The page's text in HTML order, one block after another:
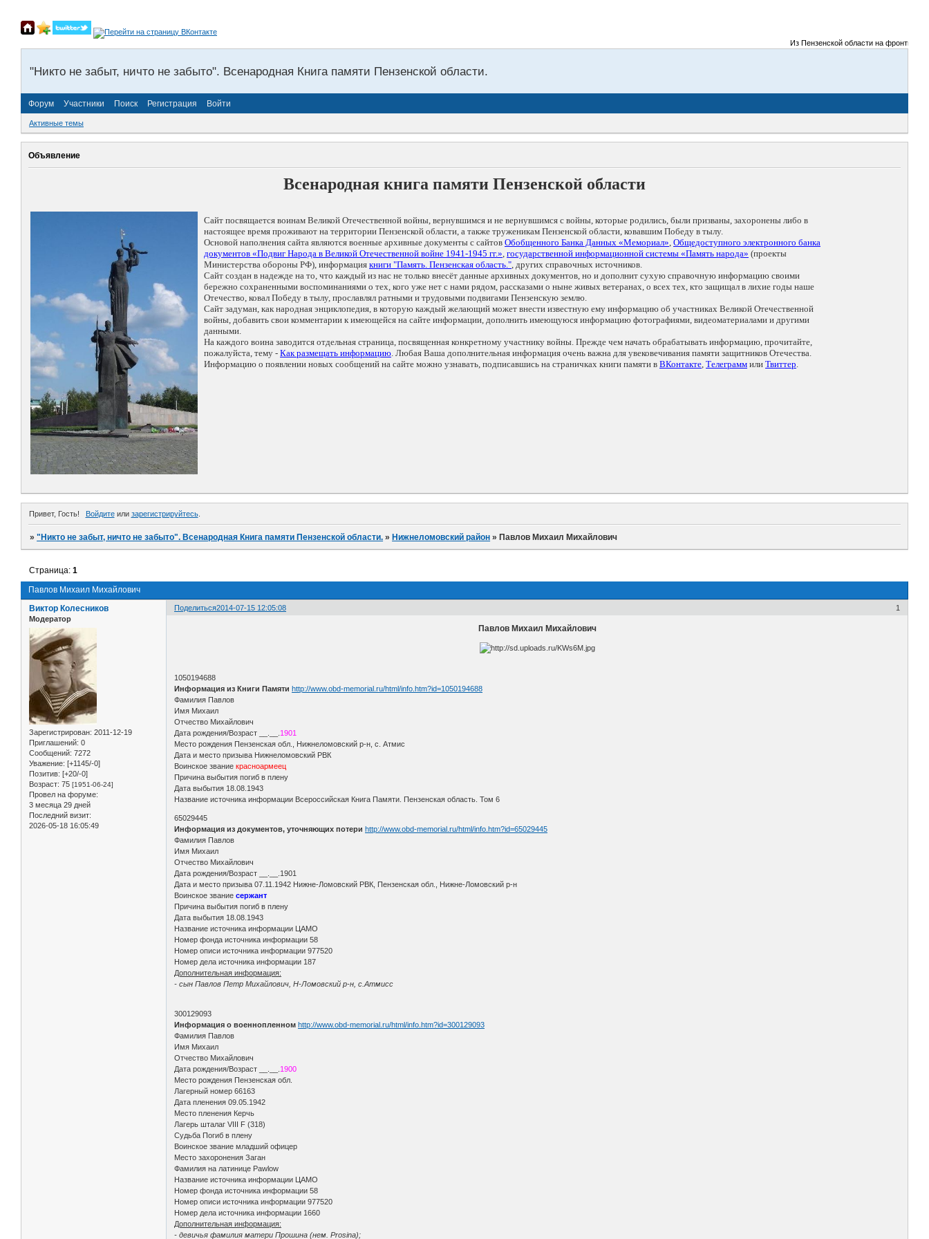
Из Пензенской области на фронты
"Никто не забыт, ничто не забыто". Всенародная Книга памяти Пензенской области.
Форум Участники Поиск Регистрация Войти
Активные темы
Объявление
Всенародная книга памяти Пензенской области
Сайт посвящается воинам Великой Отечественной войны, вернувшимся и не вернувшимся с войны, которые родились, были призваны, захоронены либо в
настоящее время проживают на территории Пензенской области, а также труженикам Пензенской области, ковавшим Победу в тылу.
Основой наполнения сайта являются военные архивные документы с сайтов Обобщенного Банка Данных «Мемориал», Общедоступного электронного банка
документов «Подвиг Народа в Великой Отечественной войне 1941-1945 гг.», государственной информационной системы «Память народа» (проекты
Министерства обороны РФ), информация книги "Память. Пензенская область.", других справочных источников.
Сайт создан в надежде на то, что каждый из нас не только внесёт данные архивных документов, но и дополнит сухую справочную информацию своими
бережно сохраненными воспоминаниями о тех, кого уже нет с нами рядом, рассказами о ныне живых ветеранах, о всех тех, кто защищал в лихие годы наше
Отечество, ковал Победу в тылу, прославлял ратными и трудовыми подвигами Пензенскую землю.
Сайт задуман, как народная энциклопедия, в которую каждый желающий может внести известную ему информацию об участниках Великой Отечественной
войны, добавить свои комментарии к имеющейся на сайте информации, дополнить имеющуюся информацию фотографиями, видеоматериалами и другими
данными.
На каждого воина заводится отдельная страница, посвященная конкретному участнику войны. Прежде чем начать обрабатывать информацию, прочитайте,
пожалуйста, тему - Как размещать информацию. Любая Ваша дополнительная информация очень важна для увековечивания памяти защитников Отечества.
Информацию о появлении новых сообщений на сайте можно узнавать, подписавшись на страничках книги памяти в ВКонтакте, Телеграмм или Твиттер.
Привет, Гость! Войдитеили зарегистрируйтесь.
»"Никто не забыт, ничто не забыто". Всенародная Книга памяти Пензенской области. » Нижнеломовский район » Павлов Михаил Михайлович
Павлов Михаил Михайлович
Страница:1
Поделиться 1
2014-07-15 12:05:08
Виктор Колесников
Модератор
Зарегистрирован: 2011-12-19
Приглашений: 0
Сообщений: 7272
Уважение: [+1145/-0]
Позитив: [+20/-0]
Возраст: 75 [1951-06-24]
Провел на форуме:
3 месяца 29 дней
Последний визит:
2026-05-18 16:05:49
Павлов Михаил Михайлович
1050194688
Информация из Книги Памяти http://www.obd-memorial.ru/html/info.htm?id=1050194688
Фамилия Павлов
Имя Михаил
Отчество Михайлович
Дата рождения/Возраст __.__. 1901
Место рождения Пензенская обл., Нижнеломовский р-н, с. Атмис
Дата и место призыва Нижнеломовский РВК
Воинское званиекрасноармеец
Причина выбытия погиб в плену
Дата выбытия 18.08.1943
Название источника информации Всероссийская Книга Памяти. Пензенская область. Том 6
65029445
Информация из документов, уточняющих потери http://www.obd-memorial.ru/html/info.htm?id=65029445
Фамилия Павлов
Имя Михаил
Отчество Михайлович
Дата рождения/Возраст __.__.1901
Дата и место призыва 07.11.1942 Нижне-Ломовский РВК, Пензенская обл., Нижне-Ломовский р-н
Воинское званиесержант
Причина выбытия погиб в плену
Дата выбытия 18.08.1943
Название источника информации ЦАМО
Номер фонда источника информации 58
Номер описи источника информации 977520
Номер дела источника информации 187
Дополнительная информация:
- сын Павлов Петр Михайлович, Н-Ломовский р-н, с.Атмисс
300129093
Информация о военнопленном http://www.obd-memorial.ru/html/info.htm?id=300129093
Фамилия Павлов
Имя Михаил
Отчество Михайлович
Дата рождения/Возраст __.__. 1900
Место рождения Пензенская обл.
Лагерный номер 66163
Дата пленения 09.05.1942
Место пленения Керчь
Лагерь шталаг VIII F (318)
Судьба Погиб в плену
Воинское звание младший офицер
Место захоронения Заган
Фамилия на латинице Pawlow
Название источника информации ЦАМО
Номер фонда источника информации 58
Номер описи источника информации 977520
Номер дела источника информации 1660
Дополнительная информация:
- девичья фамилия матери Прошина (нем. Prosina);